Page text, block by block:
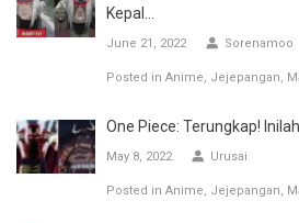
Kepal...
June 21, 2022 Sorenamoo
Posted in Anime Jejepangan
One Piece: Terungkap!
May 8, 2022 Urusai
Posted in Anime Jejepangan